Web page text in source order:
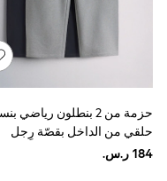
Sandals & Sliders
& Playsuits
Shorts & Skirts
Sun Safe
Hats & Caps
Sunglasses
Holiday Shop
Travel Styles
Dresses
حزمة من 2 بنطلون رياضي
حلقي من الداخل بقصّة رِجل
مستقيمة من The Set